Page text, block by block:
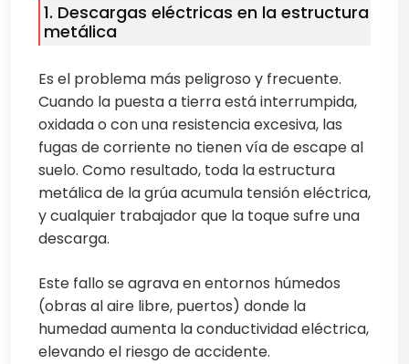
1. Descargas eléctricas en la estructura
metálica
Es el problema más peligroso y frecuente.
Cuando la puesta a tierra está interrumpida,
oxidada o con una resistencia excesiva, las
fugas de corriente no tienen vía de escape al
suelo. Como resultado, toda la estructura
metálica de la grúa acumula tensión eléctrica,
y cualquier trabajador que la toque sufre una
descarga.
Este fallo se agrava en entornos húmedos
(obras al aire libre, puertos) donde la
humedad aumenta la conductividad eléctrica,
elevando el riesgo de accidente.